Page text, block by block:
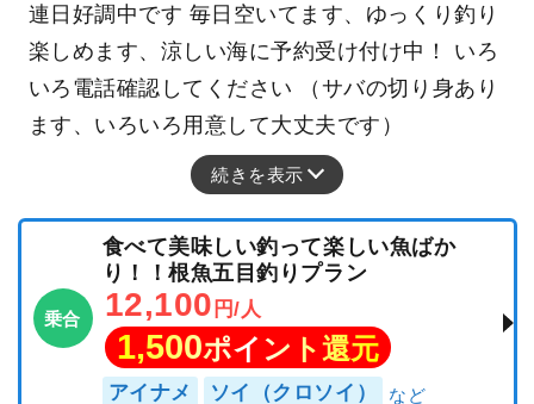
連日好調中です 毎日空いてます、ゆっくり釣り
楽しめます、涼しい海に予約受け付け中！ いろ
いろ電話確認してください （サバの切り身あり
ます、いろいろ用意して大丈夫です）
続きを表示
乗合
食べて美味しい釣って楽しい魚ばか
り！！根魚五目釣りプラン
12,100 円/人
1,500ポイント還元
アイナメ ソイ（クロソイ）